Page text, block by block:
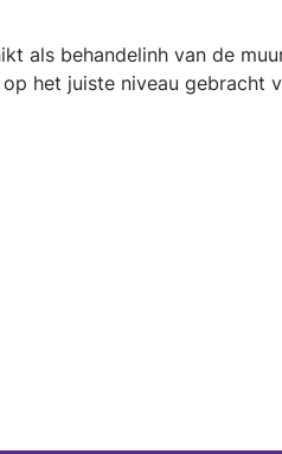
als behandelinh van de
het juiste niveau gebracht